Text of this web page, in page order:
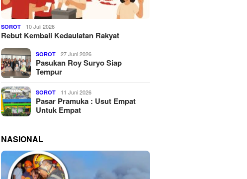
SOROT 10 Juli 2026
Rebut Kembali Kedaulatan Rakyat
SOROT 27 Juni 2026
Pasukan Roy Suryo Siap
Tempur
SOROT 11 Juni 2026
Pasar Pramuka : Usut Empat
Untuk Empat
NASIONAL